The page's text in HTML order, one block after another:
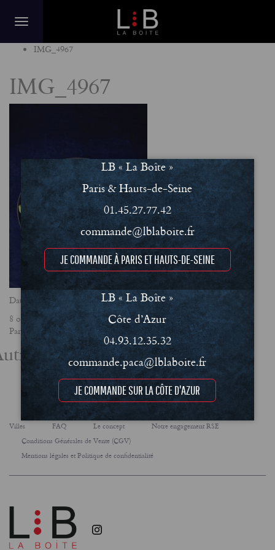
IMG_4967
IMG_4967
Date
8 octobre 2020
Partager
actualités
Villes FAQ Le concept
Notre engagement RSE
Conditions Générales de Vente (CGV)
Mentions légales et Politique de confidentialité
LB « La Boîte »
Paris & Hauts-de-Seine
01.45.27.77.42
commande@lblaboite.fr
JE COMMANDE À PARIS ET HAUTS-DE-SEINE
LB « La Boîte »
Côte d’Azur
04.93.12.35.32
commande.paca@lblaboite.fr
JE COMMANDE SUR LA CÔTE D'AZUR